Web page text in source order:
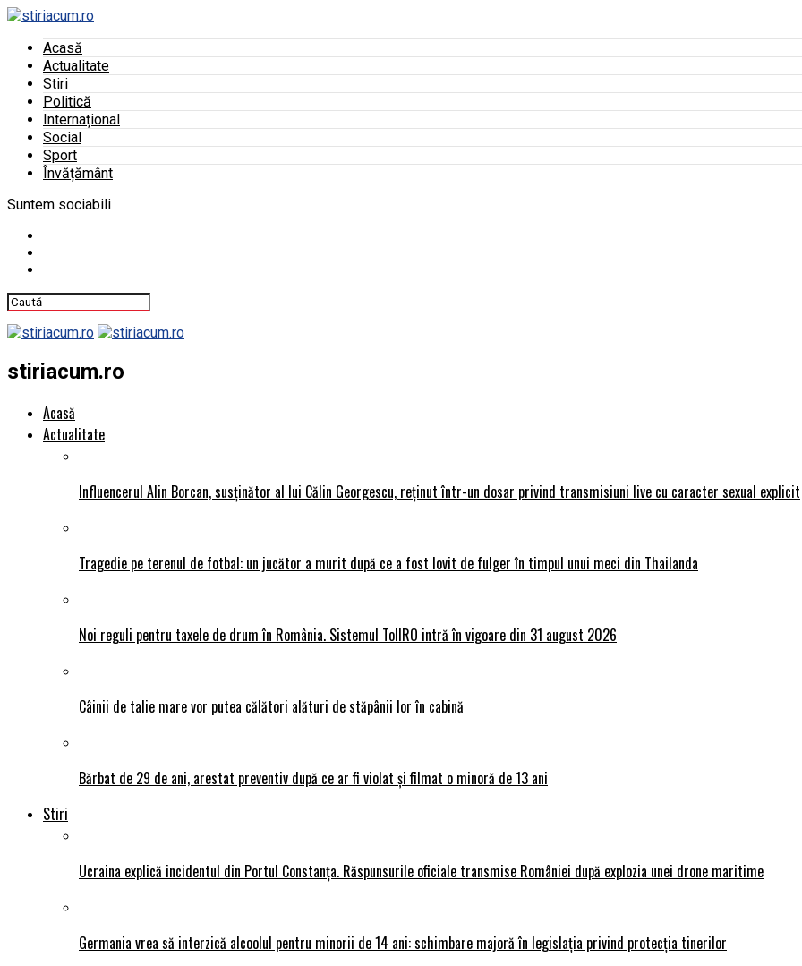
Acasă
Actualitate
Stiri
Politică
Internațional
Social
Sport
Învățământ
Suntem sociabili
stiriacum.ro
Acasă
Actualitate
Influencerul Alin Borcan, susținător al lui Călin Georgescu, reținut într-un dosar privind transmisiuni live cu caracter sexual explicit
Tragedie pe terenul de fotbal: un jucător a murit după ce a fost lovit de fulger în timpul unui meci din Thailanda
Noi reguli pentru taxele de drum în România. Sistemul TollRO intră în vigoare din 31 august 2026
Câinii de talie mare vor putea călători alături de stăpânii lor în cabină
Bărbat de 29 de ani, arestat preventiv după ce ar fi violat și filmat o minoră de 13 ani
Stiri
Ucraina explică incidentul din Portul Constanța. Răspunsurile oficiale transmise României după explozia unei drone maritime
Germania vrea să interzică alcoolul pentru minorii de 14 ani: schimbare majoră în legislația privind protecția tinerilor